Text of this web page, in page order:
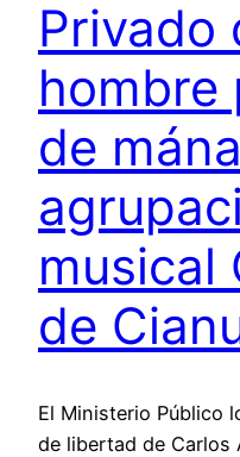
Privado
hombre
de
musical
de
El Ministerio Público
de libertad de Carlos